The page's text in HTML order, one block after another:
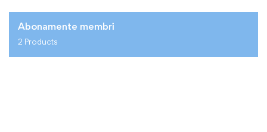
Abonamente membri
2 Products